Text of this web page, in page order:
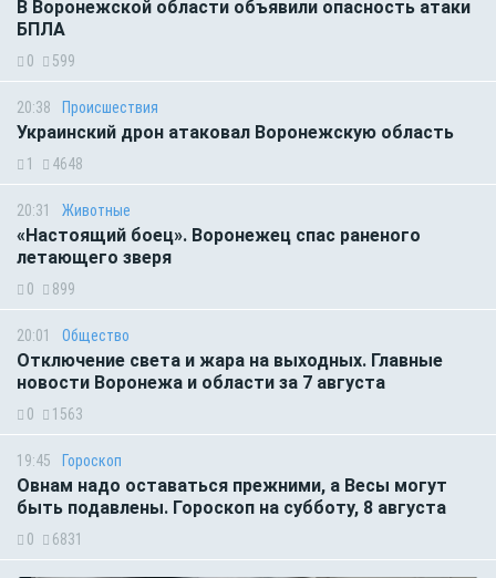
В Воронежской области объявили опасность атаки
БПЛА
0 599
20:38 Происшествия
Украинский дрон атаковал Воронежскую область
1 4648
20:31 Животные
«Настоящий боец». Воронежец спас раненого
летающего зверя
0 899
20:01 Общество
Отключение света и жара на выходных. Главные
новости Воронежа и области за 7 августа
0 1563
19:45 Гороскоп
Овнам надо оставаться прежними, а Весы могут
быть подавлены. Гороскоп на субботу, 8 августа
0 6831